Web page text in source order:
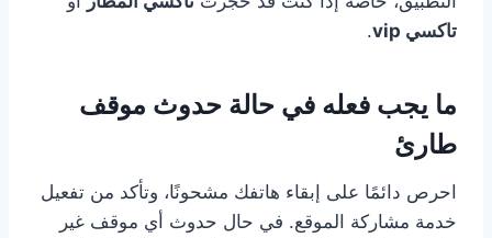
تاكسي vip
.
ما يجب فعله في حالة حدوث موقف
طارئ
احرص دائمًا على إبقاء هاتفك مشحونًا، وتأكد من تفعيل
خدمة مشاركة الموقع. في حال حدوث أي موقف غير